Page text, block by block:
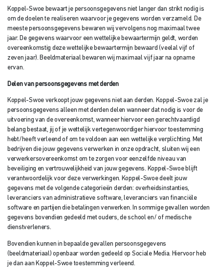
Koppel-Swoe bewaart je persoonsgegevens niet langer dan strikt nodig is
om de doelen te realiseren waarvoor je gegevens worden verzameld. De
meeste persoonsgegevens bewaren wij vervolgens nog maximaal twee
jaar. De gegevens waarvoor een wettelijke bewaartermijn geldt, worden
overeenkomstig deze wettelijke bewaartermijn bewaard (veelal vijf of
zeven jaar). Beeldmateriaal bewaren wij maximaal vijf jaar na opname
ervan.
Delen van persoonsgegevens met derden
Koppel-Swoe verkoopt jouw gegevens niet aan derden. Koppel-Swoe zal je
persoonsgegevens alleen met derden delen wanneer dat nodig is voor de
uitvoering van de overeenkomst, wanneer hiervoor een gerechtvaardigd
belang bestaat, jij of je wettelijk vertegenwoordiger hiervoor toestemming
hebt/heeft verleend of om te voldoen aan een wettelijke verplichting. Met
bedrijven die jouw gegevens verwerken in onze opdracht, sluiten wij een
verwerkersovereenkomst om te zorgen voor eenzelfde niveau van
beveiliging en vertrouwelijkheid van jouw gegevens. Koppel-Swoe blijft
verantwoordelijk voor deze verwerkingen. Koppel-Swoe deelt jouw
gegevens met de volgende categorieën derden: overheidsinstanties,
leveranciers van administratieve software, leveranciers van financiële
software en partijen die betalingen verwerken. In sommige gevallen worden
gegevens bovendien gedeeld met ouders, de school en/ of medische
dienstverleners.
Bovendien kunnen in bepaalde gevallen persoonsgegevens
(beeldmateriaal) openbaar worden gedeeld op Sociale Media. Hiervoor heb
je dan aan Koppel-Swoe toestemming verleend.